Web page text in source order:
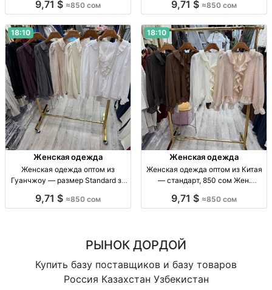
850 сом
9,71 $ ≈850 сом
Китай, 850 сом.
9,71 $ ≈850 сом
18:10
Женская одежда
Женская одежда оптом из
Гуанчжоу — размер Standard за
р-р Standard, поставка из
9,71 $ ≈850 сом
18:10
Женская одежда
Женская одежда оптом из Китая
— стандарт, 850 сом Жен.
850 сом, поставки из Гуанчжоу.
9,71 $ ≈850 сом
РЫНОК ДОРДОЙ
Купить базу поставщиков и базу товаров
Россия Казахстан Узбекистан